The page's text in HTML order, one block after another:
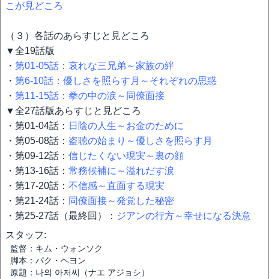
こが見どころ
（３）各話のあらすじと見どころ
▼全19話版
・ 第01-05話：哀れな三兄弟～家族の絆
・ 第6-10話：優しさを照らす月～それぞれの思惑
・ 第11-15話：拳の中の涙～同僚面接
▼全27話版あらすじと見どころ
・第01-04話： 日陰の人生～お金のために
・第05-08話： 盗聴の始まり～優しさを照らす月
・第09-12話： 信じたくない現実～裏の顔
・第13-16話： 常務候補に～溢れだす涙
・第17-20話： 不信感～直面する現実
・第21-24話： 同僚面接～発覚した秘密
・第25-27話（最終回）： ジアンの行方～幸せになる決意
スタッフ:
監督：キム・ウォンソク
脚本：パク・ヘヨン
原題：나의 아저씨（ナエ アジョシ）